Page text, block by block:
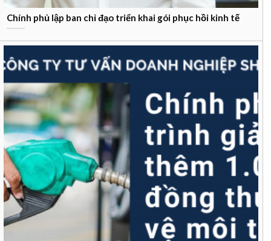
Chính phủ lập ban chỉ đạo triển khai gói phục hồi kinh tế